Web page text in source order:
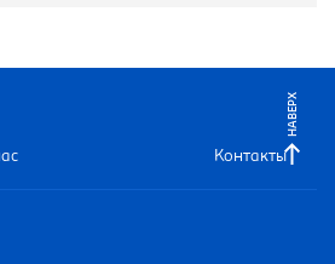
НАВЕРХ
Контакты